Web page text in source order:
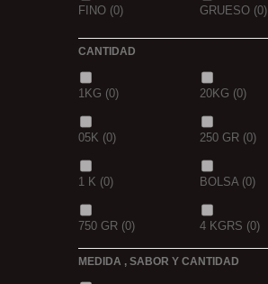
FINO (0) GRUESO (0)
CANTIDAD
1KG (0) 20KG (0)
05K (0) 250 GR (0)
1 K (0) BOLSA(0)
750 GR (0) 4 KGRS (0)
(0)
MEDIDA , SABOR Y CANTIDAD